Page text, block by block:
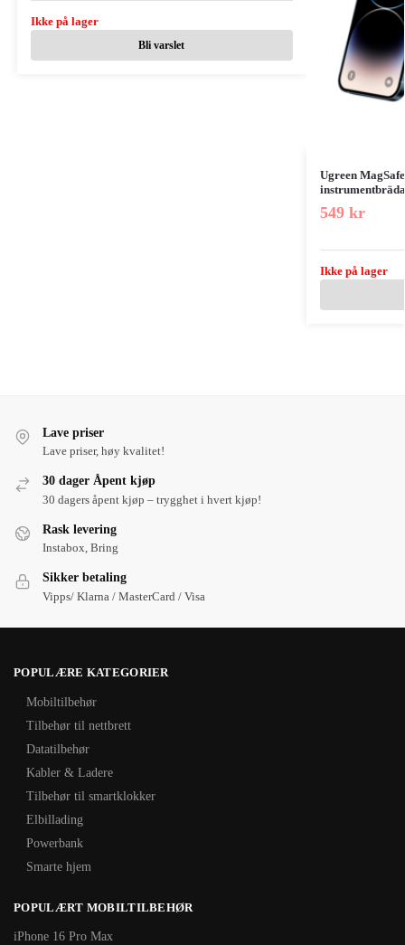
Ikke på lager
Bli varslet
Ugreen
549 kr
Ikke på lager
Lave priser
Lave priser, høy kvalitet!
30 dager Åpent kjøp
30 dagers åpent kjøp – trygghet i hvert kjøp!
Rask levering
Instabox, Bring
Sikker betaling
Vipps/ Klarna / MasterCard / Visa
POPULÆRE KATEGORIER
Mobiltilbehør
Tilbehør til nettbrett
Datatilbehør
Kabler & Ladere
Tilbehør til smartklokker
Elbillading
Powerbank
Smarte hjem
POPULÆRT MOBILTILBEHØR
iPhone 16 Pro Max